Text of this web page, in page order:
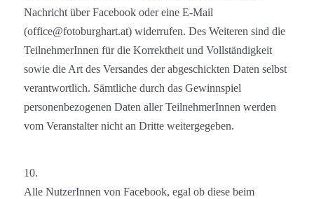
Nachricht über Facebook oder eine E-Mail
(office@fotoburghart.at) widerrufen. Des Weiteren sind die
TeilnehmerInnen für die Korrektheit und Vollständigkeit
sowie die Art des Versandes der abgeschickten Daten selbst
verantwortlich. Sämtliche durch das Gewinnspiel
personenbezogenen Daten aller TeilnehmerInnen werden
vom Veranstalter nicht an Dritte weitergegeben.
10.
Alle NutzerInnen von Facebook, egal ob diese beim